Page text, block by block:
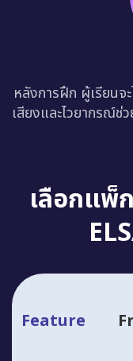
หลังการฝึก ผู้เรียนจ
เสียงและไวยากรณ์ช่
เลือกแพ็
Feature